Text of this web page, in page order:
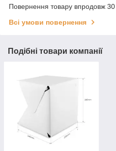
Повернення товару впродовж 30
Всі умови повернення
Подібні товари компанії